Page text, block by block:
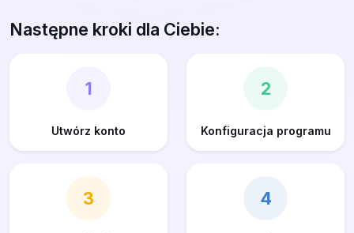
Następne kroki dla Ciebie:
1
Utwórz konto
2
Konfiguracja programu
3 4